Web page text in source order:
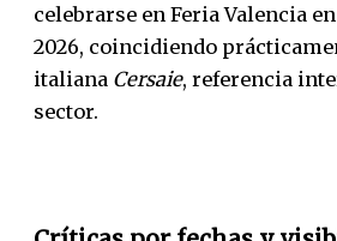
celebrarse en Feria Valencia
2026, coincidiendo
italiana Cersaie, referencia
sector.